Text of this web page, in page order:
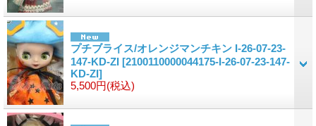
プチブライス/オレンジマンチキン I-26-07-23-
147-KD-ZI [2100110000044175-I-26-07-23-147-
KD-ZI]
5,500円(税込)